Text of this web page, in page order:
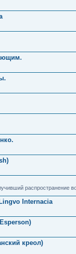
распространение
Internacia
креол)